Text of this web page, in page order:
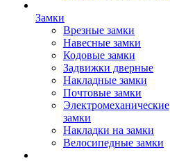
Замки
Врезные замки
Навесные замки
Кодовые замки
Задвижки дверные
Накладные замки
Почтовые замки
Электромеханические
замки
Накладки на замки
Велосипедные замки